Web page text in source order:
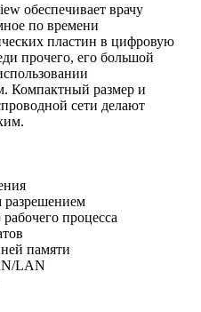
обеспечивает врачу
по времени
пластин в цифровую
прочего, его большой
Компактный размер и
сети делают
процесса
памяти
LAN